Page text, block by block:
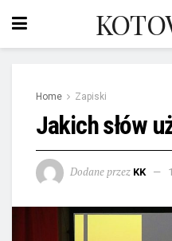
Home Zapiski
Jakich słów
Dodane przez KK